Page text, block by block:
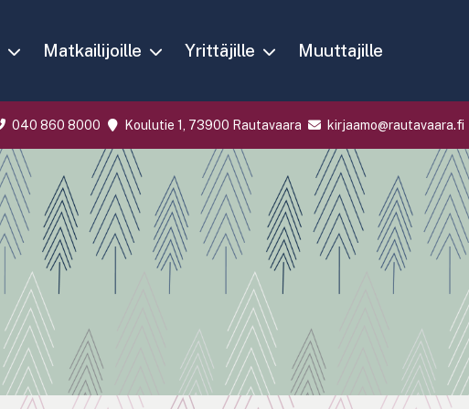
Matkailijoille Yrittäjille Muuttajille
040 860 8000 Koulutie 1, 73900 Rautavaara kirjaamo@rautavaara.fi